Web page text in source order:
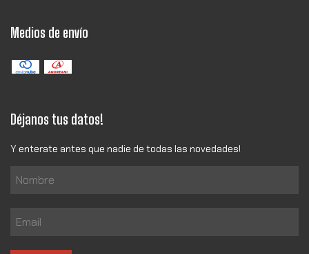
Medios de envío
Déjanos tus datos!
Y enterate antes que nadie de todas las novedades!